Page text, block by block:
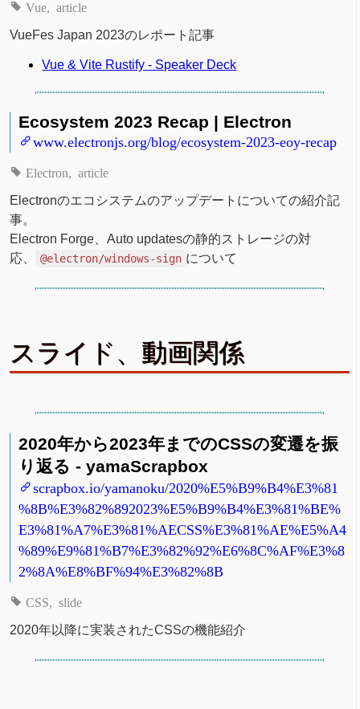
Vue article
VueFes Japan 2023のレポート記事
Vue & Vite Rustify - Speaker Deck
Ecosystem 2023 Recap | Electron
www.electronjs.org/blog/ecosystem-2023-eoy-recap
Electron article
Electronのエコシステムのアップデートについての紹介記
事。
Electron Forge、Auto updatesの静的ストレージの対
応、
@electron/windows-sign について
スライド、動画関係
2020年から2023年までのCSSの変遷を振
り返る - yamaScrapbox
scrapbox.io/yamanoku/2020%E5%B9%B4%E3%81
%8B%E3%82%892023%E5%B9%B4%E3%81%BE%
E3%81%A7%E3%81%AECSS%E3%81%AE%E5%A4
%89%E9%81%B7%E3%82%92%E6%8C%AF%E3%8
2%8A%E8%BF%94%E3%82%8B
CSS slide
2020年以降に実装されたCSSの機能紹介